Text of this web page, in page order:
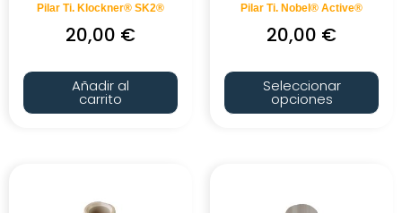
Pilar Ti. Klockner® SK2®
20,00 €
Añadir al
carrito
Pilar Ti. Nobel® Active®
20,00 €
Seleccionar
opciones